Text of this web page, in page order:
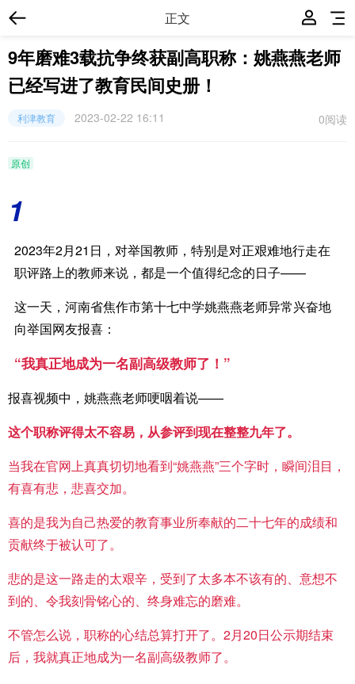
正文
9年磨难3载抗争终获副高职称：姚燕燕老师
已经写进了教育民间史册！
0阅读
利津教育 2023-02-22 16:11
原创
1
2023年2月21日，对举国教师，特别是对正艰难地行走在
职评路上的教师来说，都是一个值得纪念的日子——
这一天， 河南省焦作市第十七中学姚燕燕老师异常兴奋地
向举国网友报喜：
“我真正地成为一名副高级教师了！”
报喜视频中，姚燕燕老师哽咽着说——
这个职称评得太不容易，从参评到现在整整九年了。
当我在官网上真真切切地看到“姚燕燕”三个字时，瞬间泪目，
有喜有悲，悲喜交加。
喜的是我为自己热爱的教育事业所奉献的二十七年的成绩和
贡献终于被认可了。
悲的是这一路走的太艰辛，受到了太多本不该有的、意想不
到的、令我刻骨铭心的、终身难忘的磨难。
不管怎么说，职称的心结总算打开了。2月20日公示期结束
后，我就真正地成为一名副高级教师了。